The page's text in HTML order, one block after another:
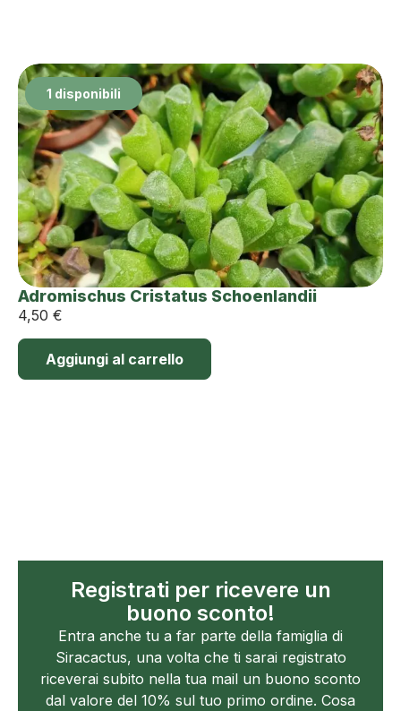
1 disponibili
Adromischus Cristatus Schoenlandii
4,50 €
Aggiungi al carrello
Registrati per ricevere un
buono sconto!
Entra anche tu a far parte della famiglia di
Siracactus, una volta che ti sarai registrato
riceverai subito nella tua mail un buono sconto
dal valore del 10% sul tuo primo ordine. Cosa